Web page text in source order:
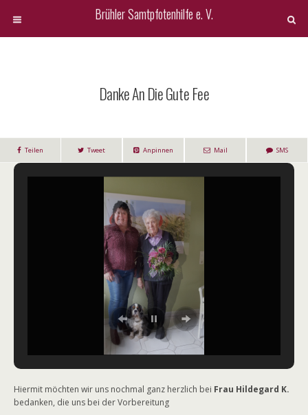
Brühler Samtpfotenhilfe e. V.
Danke An Die Gute Fee
Teilen Tweet Anpinnen Mail SMS
Hiermit möchten wir uns nochmal ganz herzlich bei Frau Hildegard K.
bedanken, die uns bei der Vorbereitung